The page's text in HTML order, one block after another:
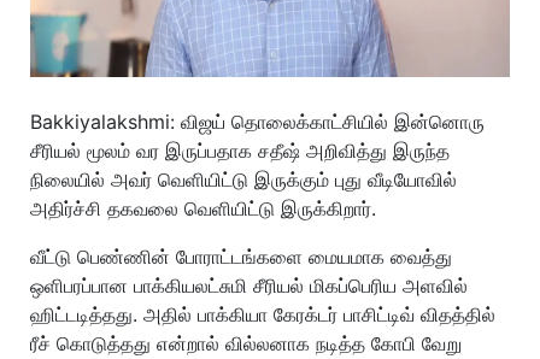
Bakkiyalakshmi: விஜய் தொலைக்காட்சியில் இன்னொரு
சீரியல் மூலம் வர இருப்பதாக சதீஷ் அறிவித்து இருந்த
நிலையில் அவர் வெளியிட்டு இருக்கும் புது வீடியோவில்
அதிர்ச்சி தகவலை வெளியிட்டு இருக்கிறார்.
வீட்டு பெண்ணின் போராட்டங்களை மையமாக வைத்து
ஒளிபரப்பான பாக்கியலட்சுமி சீரியல் மிகப்பெரிய அளவில்
ஹிட்டடித்தது. அதில் பாக்கியா கேரக்டர் பாசிட்டிவ் விதத்தில்
ரீச் கொடுத்தது என்றால் வில்லனாக நடித்த கோபி வேறு